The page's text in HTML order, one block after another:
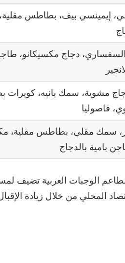
إيمينسي بيف، بطاطس مقلية،
دجاج مكسيكانو،
مشوية، سمك بانيه، كويرات
فاصوليا
سمك مقلي، بطاطس مقلية،
بامية بالدجاج
الوجبات العربية تضيف
المحلي من خلال زيادة